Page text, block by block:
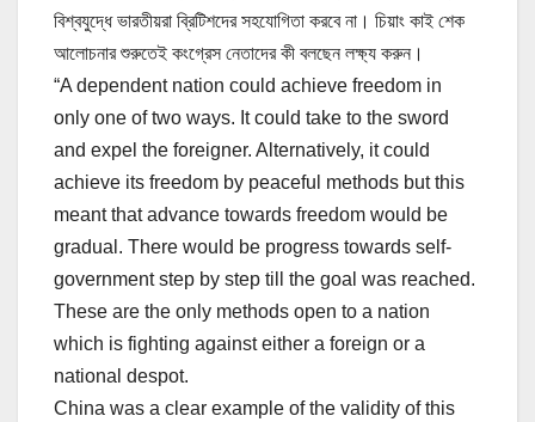
বিশ্বযুদ্ধে ভারতীয়রা ব্রিটিশদের সহযোগিতা করবে না। চিয়াং কাই শেক
আলোচনার শুরুতেই কংগ্রেস নেতাদের কী বলছেন লক্ষ্য করুন।
“A dependent nation could achieve freedom in
only one of two ways. It could take to the sword
and expel the foreigner. Alternatively, it could
achieve its freedom by peaceful methods but this
meant that advance towards freedom would be
gradual. There would be progress towards self-
government step by step till the goal was reached.
These are the only methods open to a nation
which is fighting against either a foreign or a
national despot.
China was a clear example of the validity of this